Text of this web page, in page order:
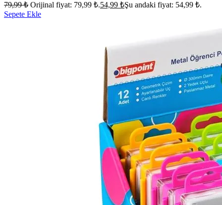
79,99₺ Orijinal fiyat: 79,99 ₺.54,99 ₺Şu andaki fiyat: 54,99 ₺.
Sepete Ekle